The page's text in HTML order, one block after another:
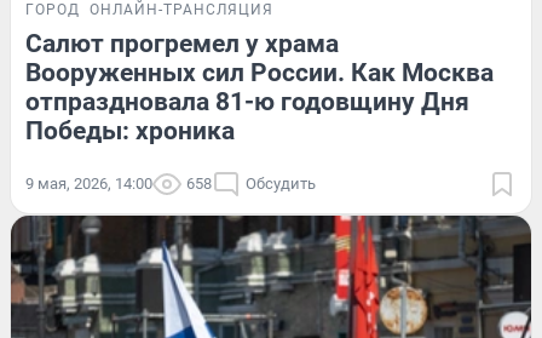
ГОРОД ОНЛАЙН-ТРАНСЛЯЦИЯ
Салют прогремел у храма
Вооруженных сил России. Как Москва
отпраздновала 81-ю годовщину Дня
Победы: хроника
9 мая, 2026, 14:00 658 Обсудить